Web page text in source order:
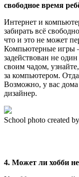
свободное время
Интернет и
забирать всё
что и это не может
Компьютерные игры –
задействован не
своим чадом,
за компьютером.
Возможно, у вас
дизайнер.
School photo created
4. Может ли хобби не